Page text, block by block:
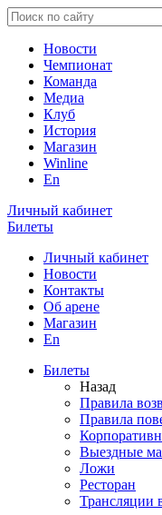
Новости
Чемпионат
Команда
Медиа
Клуб
История
Магазин
Winline
En
Личный кабинет
Билеты
Личный кабинет
Новости
Контакты
Об арене
Магазин
En
Билеты
Назад
Правила
Правила
Выездные
Ложи
Ресторан
Трансляции